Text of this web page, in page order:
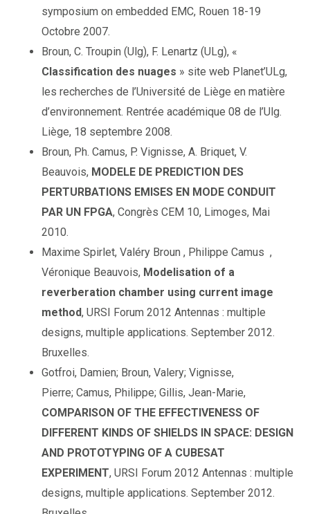
symposium on embedded EMC, Rouen 18-19
Octobre 2007.
Broun, C. Troupin (Ulg), F. Lenartz (ULg), «
Classification des nuages » site web Planet’ULg,
les recherches de l’Université de Liège en matière
d’environnement. Rentrée académique 08 de l’Ulg.
Liège, 18 septembre 2008.
Broun, Ph. Camus, P. Vignisse, A. Briquet, V.
Beauvois, MODELE DE PREDICTION DES
PERTURBATIONS EMISES EN MODE CONDUIT
PAR UN FPGA, Congrès CEM 10, Limoges, Mai
2010.
Maxime Spirlet, Valéry Broun , Philippe Camus ,
Véronique Beauvois, Modelisation of a
reverberation chamber using current image
method, URSI Forum 2012 Antennas : multiple
designs, multiple applications. September 2012.
Bruxelles.
Gotfroi, Damien; Broun, Valery; Vignisse,
Pierre; Camus, Philippe; Gillis, Jean-Marie,
COMPARISON OF THE EFFECTIVENESS OF
DIFFERENT KINDS OF SHIELDS IN SPACE: DESIGN
AND PROTOTYPING OF A CUBESAT
EXPERIMENT, URSI Forum 2012 Antennas : multiple
designs, multiple applications. September 2012.